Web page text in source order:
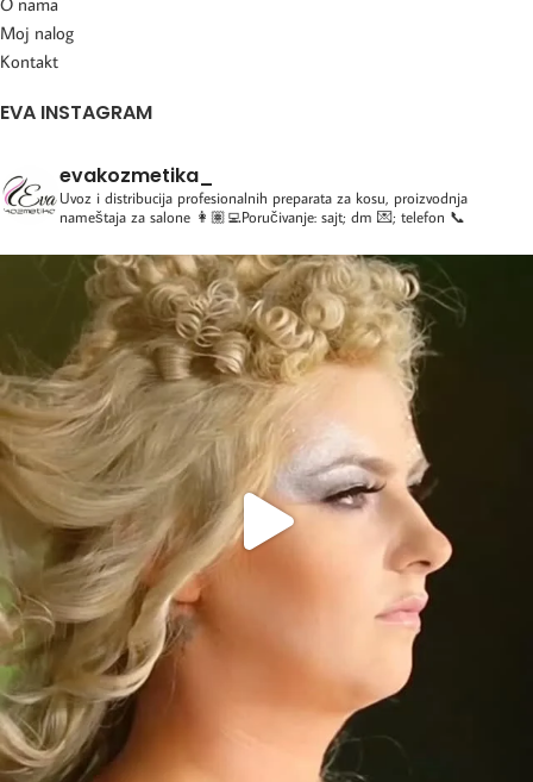
Moj nalog
Kontakt
EVA INSTAGRAM
evakozmetika_
Uvoz i distribucija profesionalnih preparata za kosu, proizvodnja
nameštaja za salone 👩🏽‍💻Poručivanje: sajt; dm 💌; telefon 📞